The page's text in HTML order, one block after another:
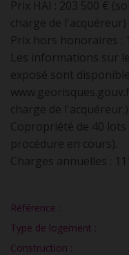
Prix HAI : 203 500 €
charge de l'acquéreur)
Prix hors honoraires :
Les informations sur
exposé sont
charge de l'acquéreur.)
Copropriété de 40
procédure en cours).
Charges annuelles :
Référence :
Type de logement :
Construction :